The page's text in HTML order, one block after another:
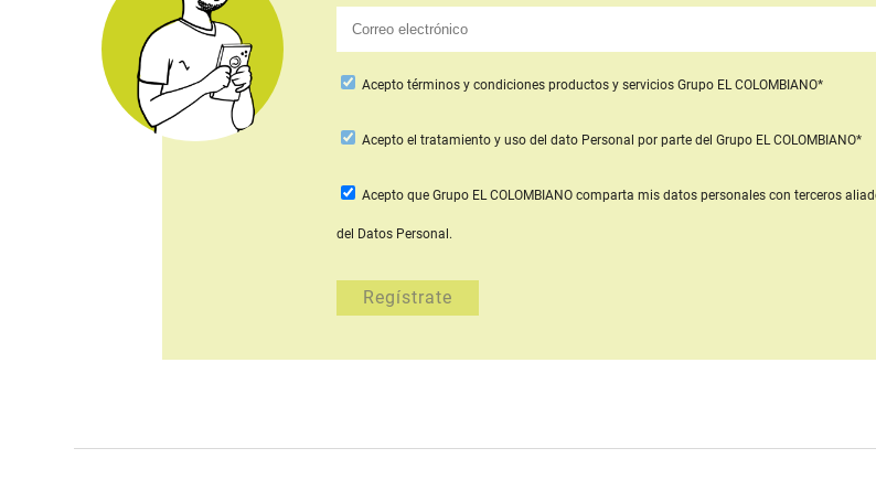
Acepto términos y condiciones productos y servicios Grupo EL COLOMBIANO*
Aceptoel tratamiento y uso del dato Personal por parte del Grupo EL COLOMBIANO*
Acepto que Grupo EL COLOMBIANO comparta mis datos personales con terceros
del Datos Personal.